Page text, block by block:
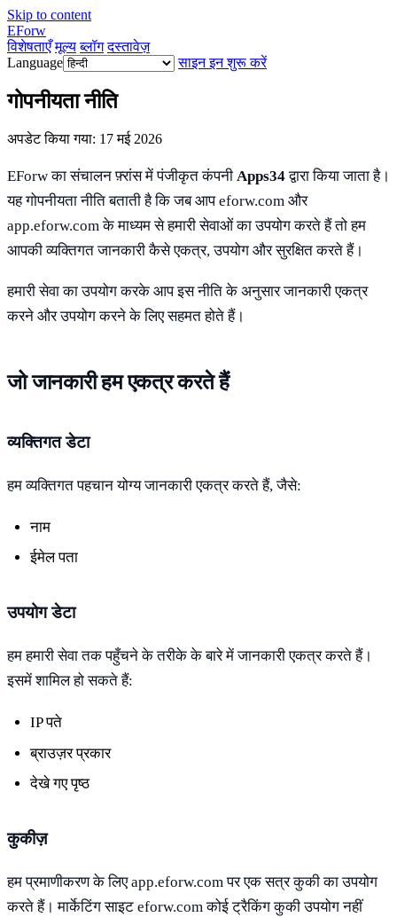
Skip to content
EForw
विशेषताएँ मूल्य ब्लॉग दस्तावेज़
Language
साइन इनशुरू करें
गोपनीयता नीति
अपडेट किया गया: 17 मई 2026
EForw का संचालन फ़्रांस में पंजीकृत कंपनी Apps34द्वारा किया जाता है।
यह गोपनीयता नीति बताती है कि जब आप eforw.com और
app.eforw.com के माध्यम से हमारी सेवाओं का उपयोग करते हैं तो हम
आपकी व्यक्तिगत जानकारी कैसे एकत्र, उपयोग और सुरक्षित करते हैं।
हमारी सेवा का उपयोग करके आप इस नीति के अनुसार जानकारी एकत्र
करने और उपयोग करने के लिए सहमत होते हैं।
जो जानकारी हम एकत्र करते हैं
व्यक्तिगत डेटा
हम व्यक्तिगत पहचान योग्य जानकारी एकत्र करते हैं, जैसे:
नाम
ईमेल पता
उपयोग डेटा
हम हमारी सेवा तक पहुँचने के तरीके के बारे में जानकारी एकत्र करते हैं।
इसमें शामिल हो सकते हैं:
IP पते
ब्राउज़र प्रकार
देखे गए पृष्ठ
कुकीज़
हम प्रमाणीकरण के लिए app.eforw.com पर एक सत्र कुकी का उपयोग
करते हैं। मार्केटिंग साइट eforw.com कोई ट्रैकिंग कुकी उपयोग नहीं